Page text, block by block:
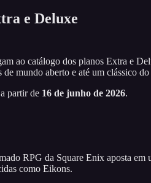
e Deluxe
ao catálogo dos planos Extra e
mundo aberto e até um clássico
partir de 16 de junho de 2026.
RPG da Square Enix aposta
como Eikons.